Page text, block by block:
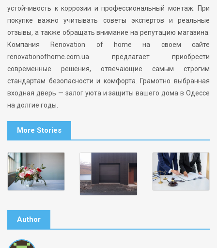
устойчивость к коррозии и профессиональный монтаж. При
покупке важно учитывать советы экспертов и реальные
отзывы, а также обращать внимание на репутацию магазина.
Компания Renovation of home на своем сайте
renovationofhome.com.ua предлагает приобрести
современные решения, отвечающие самым строгим
стандартам безопасности и комфорта. Грамотно выбранная
входная дверь — залог уюта и защиты вашего дома в Одессе
на долгие годы.
More Stories
Author